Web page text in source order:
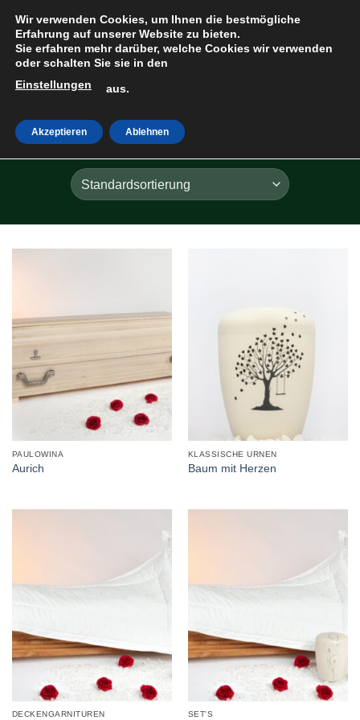
Inhalt
springen
HOME »
FILTER
PAULOWINA
Aurich
KLASSISCHE URNEN
Baum mit Herzen
DECKENGARNITUREN SET'S
Wir verwenden Cookies, um Ihnen die bestmögliche
Erfahrung auf unserer Website zu bieten.
Sie erfahren mehr darüber, welche Cookies wir verwenden
oder schalten Sie sie in den
Einstellungen
aus.
Akzeptieren Ablehnen